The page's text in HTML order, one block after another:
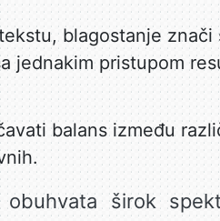
blagostanje znači
jednakim pristupom
balans između
obuhvata širok